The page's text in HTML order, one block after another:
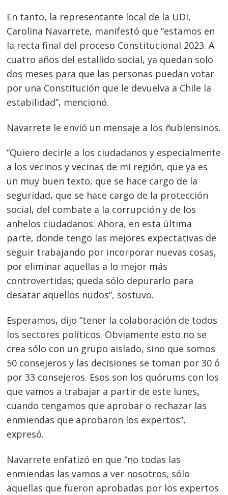
En tanto, la representante local de la UDI,
Carolina Navarrete, manifestó que “estamos en
la recta final del proceso Constitucional 2023. A
cuatro años del estallido social, ya quedan solo
dos meses para que las personas puedan votar
por una Constitución que le devuelva a Chile la
estabilidad”, mencionó.
Navarrete le envió un mensaje a los ñublensinos.
“Quiero decirle a los ciudadanos y especialmente
a los vecinos y vecinas de mi región, que ya es
un muy buen texto, que se hace cargo de la
seguridad, que se hace cargo de la protección
social, del combate a la corrupción y de los
anhelos ciudadanos. Ahora, en esta última
parte, donde tengo las mejores expectativas de
seguir trabajando por incorporar nuevas cosas,
por eliminar aquellas a lo mejor más
controvertidas; queda sólo depurarlo para
desatar aquellos nudos”, sostuvo.
Esperamos, dijo “tener la colaboración de todos
los sectores políticos. Obviamente esto no se
crea sólo con un grupo aislado, sino que somos
50 consejeros y las decisiones se toman por 30 ó
por 33 consejeros. Esos son los quórums con los
que vamos a trabajar a partir de este lunes,
cuando tengamos que aprobar o rechazar las
enmiendas que aprobaron los expertos”,
expresó.
Navarrete enfatizó en que “no todas las
enmiendas las vamos a ver nosotros, sólo
aquellas que fueron aprobadas por los expertos
entradas